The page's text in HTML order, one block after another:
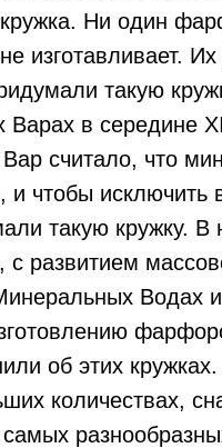
Ни один
изготавливает.
такую
Варах в середине
считало, что
и чтобы исключить
такую кружку. В
развитием
Водах
об этих
количествах,